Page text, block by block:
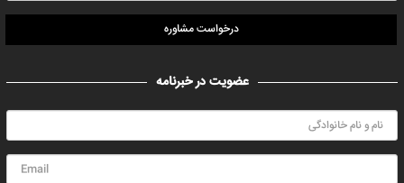
درخواست مشاوره
عضویت در خبرنامه